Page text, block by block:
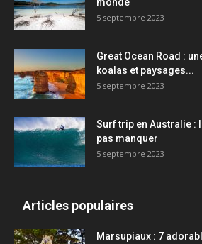
5 septembre 2023
Great Ocean Road :
koalas et paysages...
5 septembre 2023
Surf trip en Australie :
pas manquer
5 septembre 2023
Articles populaires
Marsupiaux : 7